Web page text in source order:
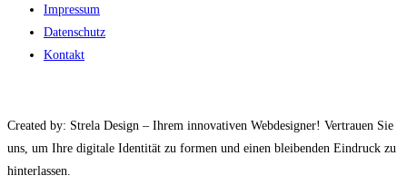
Impressum
Datenschutz
Kontakt
Created by: Strela Design – Ihrem innovativen Webdesigner! Vertrauen Sie
uns, um Ihre digitale Identität zu formen und einen bleibenden Eindruck zu
hinterlassen.